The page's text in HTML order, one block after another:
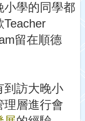
小學的同學都
Teacher
留在順德
到訪大晚小
理層進行會